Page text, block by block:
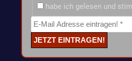
habe ich gelesen und